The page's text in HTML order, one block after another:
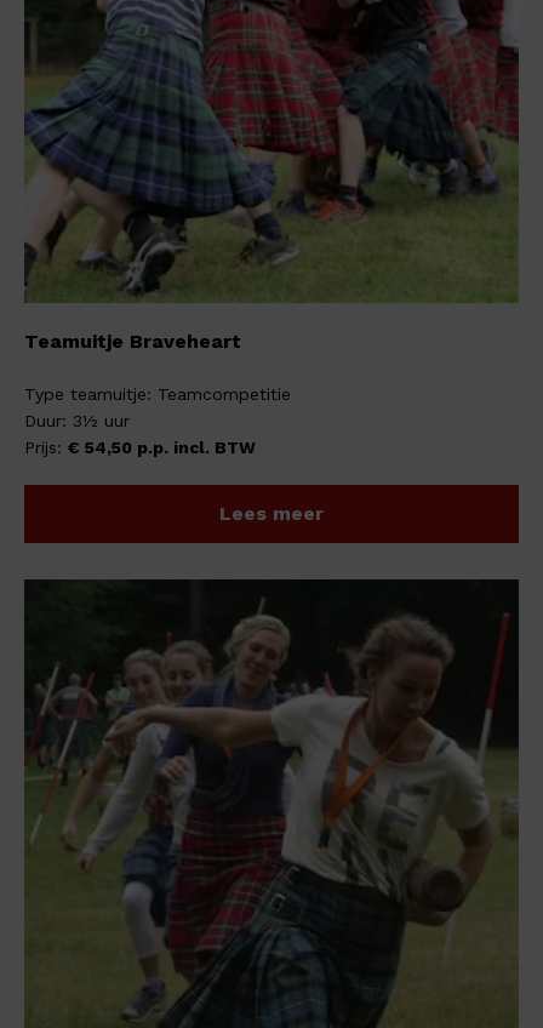
Teamuitje Braveheart
Type teamuitje: Teamcompetitie
Duur: 3½ uur
Prijs: € 54,50 p.p. incl. BTW
Lees meer